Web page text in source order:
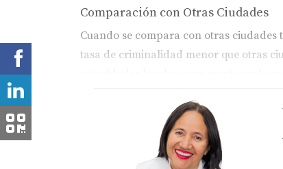
Comparación con Otras Ciudades
Cuando se compara con otras ciudades
tasa de criminalidad menor que otras
Vivir en Los Cabos es una opción
criminalidad, las iniciativas de